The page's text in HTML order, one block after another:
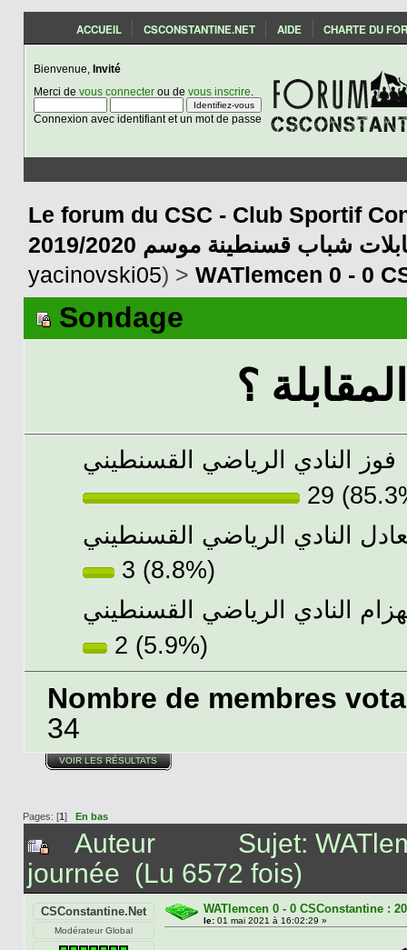
ACCUEIL CSCONSTANTINE.NET AIDE CHARTE DU
Bienvenue, Invité
Merci de vous connecterou de vous inscrire
Connexion avec identifiant et un mot de passe
Le forum du CSC - Club Sportif
2020 مقابلات شباب قسنطينة موسم
yacinovski05) > WATlemcen 0 - 0
Sondage
؟
فوز النادي الرياضي القسنطيني
29
النادي الرياضي القسنطيني
3 (8.8%)
النادي الرياضي القسنطيني
2 (5.9%)
Nombre de membres
34
VOIR LES RÉSULTATS
Pages: [1] En bas
Auteur
Sujet:
journée (Lu 6572 fois)
CSConstantine.Net
Modérateur Global
WATlemcen 0 - 0 CSConstantine :
le: 01 mai 2021 à 16:02:29 »